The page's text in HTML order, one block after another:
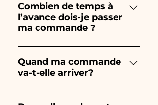
Combien de temps à
l’avance dois-je passer
ma commande ?
Ceramiche Ania crée et peint
entièrement à la main, donc
leur création prend beaucoup
Quand ma commande
va-t-elle arriver?
La réception de la commande